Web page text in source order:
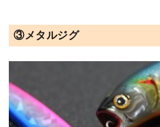
③メタルジグ